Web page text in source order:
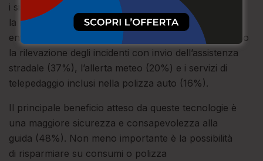
i sistemi di rilevamento delle distrazioni al volante e
la ricerca e recupero dell’auto in caso di furto,
entrambi desiderati dal 43% degli intervistati. Seguono
la rilevazione degli incidenti con invio dell’assistenza
stradale (37%), l’allerta meteo (20%) e i servizi di
telepedaggio inclusi nella polizza auto (16%).
Il principale beneficio atteso da queste tecnologie è
una maggiore sicurezza e consapevolezza alla
guida (48%). Non meno importante è la possibilità
di risparmiare su consumi o polizza